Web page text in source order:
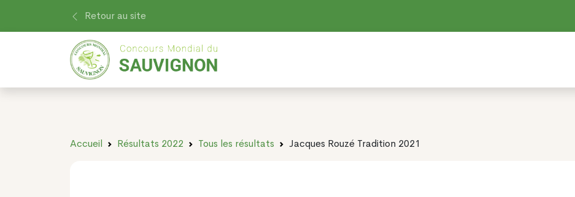
Retour au site
Accueil Résultats 2022 Tous les résultats Jacques Rouzé Tradition 2021